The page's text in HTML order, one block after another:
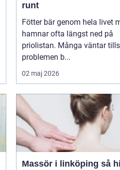
runt
Fötter bär genom hela livet
hamnar ofta längst ned på
priolistan. Många väntar tills
problemen b...
02 maj 2026
Massör i linköping så hittar